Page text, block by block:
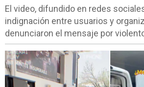
El video, difundido en redes
indignación entre usuarios y
denunciaron el mensaje por